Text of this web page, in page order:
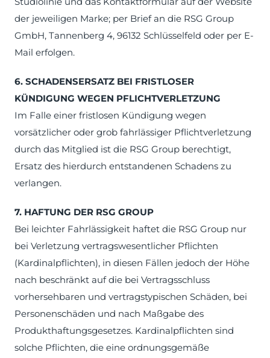
der jeweiligen Marke; per Brief an die RSG Group
GmbH, Tannenberg 4, 96132 Schlüsselfeld oder per E-
Mail erfolgen.
6. SCHADENSERSATZ BEI FRISTLOSER
KÜNDIGUNG WEGEN PFLICHTVERLETZUNG
Im Falle einer fristlosen Kündigung wegen
vorsätzlicher oder grob fahrlässiger Pflichtverletzung
durch das Mitglied ist die RSG Group berechtigt,
Ersatz des hierdurch entstandenen Schadens zu
verlangen.
7. HAFTUNG DER RSG GROUP
Bei leichter Fahrlässigkeit haftet die RSG Group nur
bei Verletzung vertragswesentlicher Pflichten
(Kardinalpflichten), in diesen Fällen jedoch der Höhe
nach beschränkt auf die bei Vertragsschluss
vorhersehbaren und vertragstypischen Schäden, bei
Personenschäden und nach Maßgabe des
Produkthaftungsgesetzes. Kardinalpflichten sind
solche Pflichten, die eine ordnungsgemäße